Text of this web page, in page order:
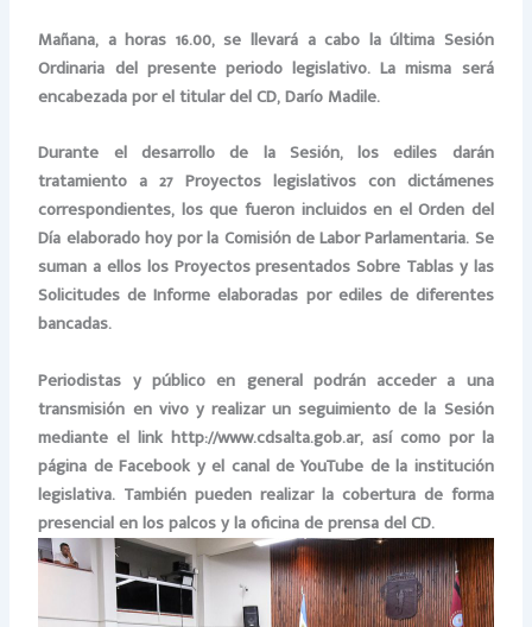
Mañana, a horas 16.00, se llevará a cabo la última Sesión
Ordinaria del presente periodo legislativo. La misma será
encabezada por el titular del CD, Darío Madile.
Durante el desarrollo de la Sesión, los ediles darán
tratamiento a 27 Proyectos legislativos con dictámenes
correspondientes, los que fueron incluidos en el Orden del
Día elaborado hoy por la Comisión de Labor Parlamentaria. Se
suman a ellos los Proyectos presentados Sobre Tablas y las
Solicitudes de Informe elaboradas por ediles de diferentes
bancadas.
Periodistas y público en general podrán acceder a una
transmisión en vivo y realizar un seguimiento de la Sesión
mediante el link http://www.cdsalta.gob.ar, así como por la
página de Facebook y el canal de YouTube de la institución
legislativa. También pueden realizar la cobertura de forma
presencial en los palcos y la oficina de prensa del CD.